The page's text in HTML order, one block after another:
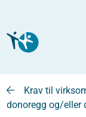
Krav til
donoregg og/eller